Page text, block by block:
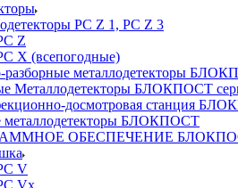
РС Z 1, PC Z 3
Z
X (всепогодные)
разборные металлодетекторы
Металлодетекторы БЛОКПОСТ
досмотровая станция
металлодетекторы БЛОКПОСТ
ОБЕСПЕЧЕНИЕ
V
Vx